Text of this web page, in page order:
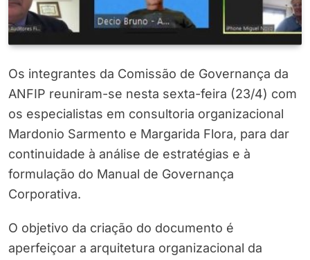
Os integrantes da Comissão de Governança da
ANFIP reuniram-se nesta sexta-feira (23/4) com
os especialistas em consultoria organizacional
Mardonio Sarmento e Margarida Flora, para dar
continuidade à análise de estratégias e à
formulação do Manual de Governança
Corporativa.
O objetivo da criação do documento é
aperfeiçoar a arquitetura organizacional da